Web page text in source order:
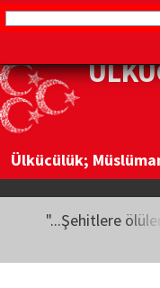
Ülkücülük;
"...Şehitlere